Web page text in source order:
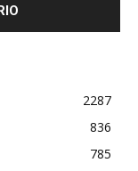
2287
836
785